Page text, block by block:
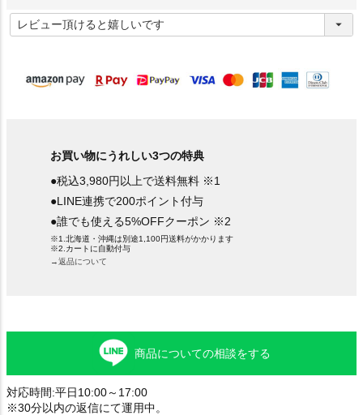
必
須
お買い物にうれしい3つの特典
●税込3,980円以上で送料無料 ※1
●LINE連携で200ポイント付与
●誰でも使える5%OFFクーポン ※2
※1.北海道・沖縄は別途1,100円送料がかかります
※2.カートに自動付与
→返品について
商品についての相談をする
対応時間:平日10:00～17:00
※30分以内の返信にて運用中。